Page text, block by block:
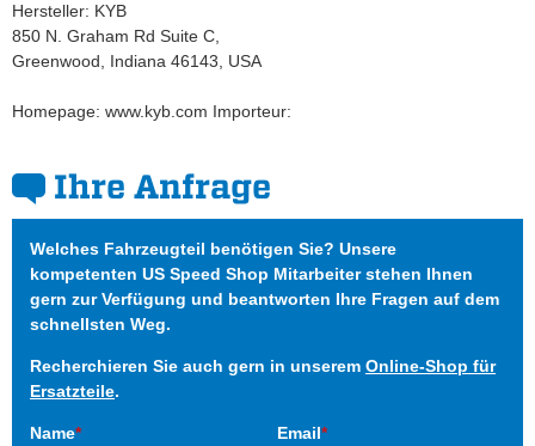
Hersteller: KYB
850 N. Graham Rd Suite C,
Greenwood, Indiana 46143, USA
Homepage: www.kyb.com Importeur:
Ihre Anfrage
Welches Fahrzeugteil benötigen Sie? Unsere
kompetenten US Speed Shop Mitarbeiter stehen Ihnen
gern zur Verfügung und beantworten Ihre Fragen auf dem
schnellsten Weg.
Recherchieren Sie auch gern in unserem Online-Shop für
Ersatzteile.
Name* Email*